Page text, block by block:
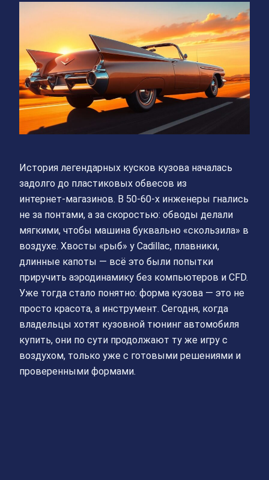
История легендарных кусков кузова началась
задолго до пластиковых обвесов из
интернет‑магазинов. В 50‑60‑х инженеры гнались
не за понтами, а за скоростью: обводы делали
мягкими, чтобы машина буквально «скользила» в
воздухе. Хвосты «рыб» у Cadillac, плавники,
длинные капоты — всё это были попытки
приручить аэродинамику без компьютеров и CFD.
Уже тогда стало понятно: форма кузова — это не
просто красота, а инструмент. Сегодня, когда
владельцы хотят кузовной тюнинг автомобиля
купить, они по сути продолжают ту же игру с
воздухом, только уже с готовыми решениями и
проверенными формами.